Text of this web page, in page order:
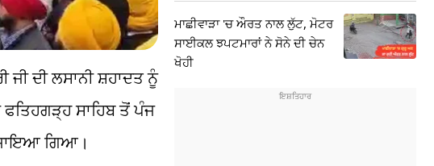
ਜੀ ਦੀ ਲਸਾਨੀ ਸ਼ਹਾਦਤ ਨੂੰ
ਸਾਹਿਬ ਤੋਂ ਪੰਜ
ਗਿਆ।
ਮਾਛੀਵਾੜਾ 'ਚ ਔਰਤ ਨਾਲ ਲੁੱਟ, ਮੋਟਰ
ਸਾਈਕਲ ਝਪਟਮਾਰਾਂ ਨੇ ਸੋਨੇ ਦੀ ਚੇਨ
ਖੋਹੀ